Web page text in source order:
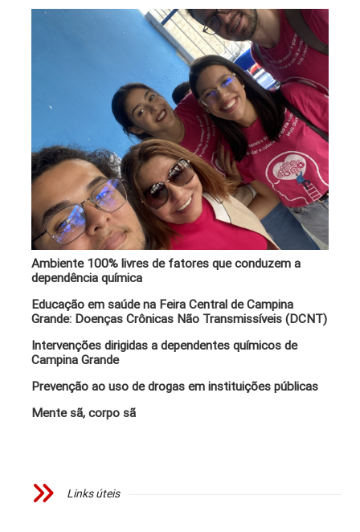
Ambiente 100% livres de fatores que conduzem a
dependência química
Educação em saúde na Feira Central de Campina
Grande: Doenças Crônicas Não Transmissíveis (DCNT)
Intervenções dirigidas a dependentes químicos de
Campina Grande
Prevenção ao uso de drogas em instituições públicas
Mente sã, corpo sã
Links úteis